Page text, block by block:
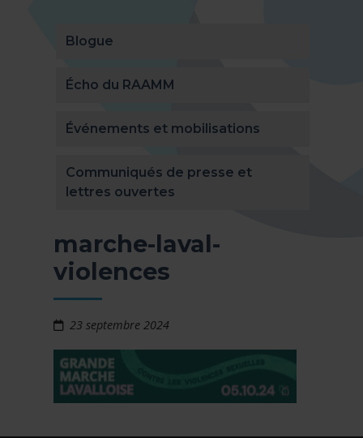
Blogue
Écho du RAAMM
Événements et mobilisations
Communiqués de presse et
lettres ouvertes
marche-laval-
violences
23 septembre 2024